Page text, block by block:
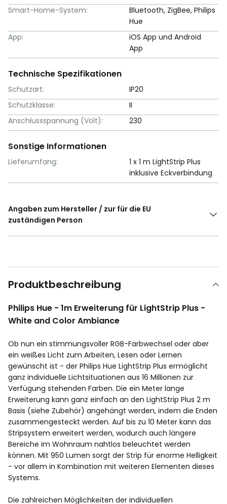
Smart-Home-System:
Bluetooth, ZigBee, Philips
Hue
App:
iOS App und Android
App
Technische Spezifikationen
Schutzart:
IP20
Schutzklasse:
II
Anschlussspannung (Volt):
230
Sonstige Informationen
Lieferumfang:
1 x 1 m LightStrip Plus
inklusive Eckverbindung
Angaben zum Hersteller / zur für die EU
zuständigen Person
Produktbeschreibung
Philips Hue - 1m Erweiterung für LightStrip Plus -
White and Color Ambiance
Ob nun ein stimmungsvoller RGB-Farbwechsel oder aber
ein weißes Licht zum Arbeiten, Lesen oder Lernen
gewünscht ist - der Philips Hue LightStrip Plus ermöglicht
ganz individuelle Lichtsituationen aus 16 Millionen zur
Verfügung stehenden Farben. Die ein Meter lange
Erweiterung kann ganz einfach an den LightStrip Plus 2 m
Basis (siehe Zubehör) angehängt werden, indem die Enden
zusammengesteckt werden. Auf bis zu 10 Meter kann das
Stripsystem erweitert werden, wodurch auch längere
Bereiche im Wohnraum nahtlos beleuchtet werden
können. Mit 950 Lumen sorgt der Strip für enorme Helligkeit
- vor allem in Kombination mit weiteren Elementen dieses
Systems.
Die zahlreichen Möglichkeiten der individuellen